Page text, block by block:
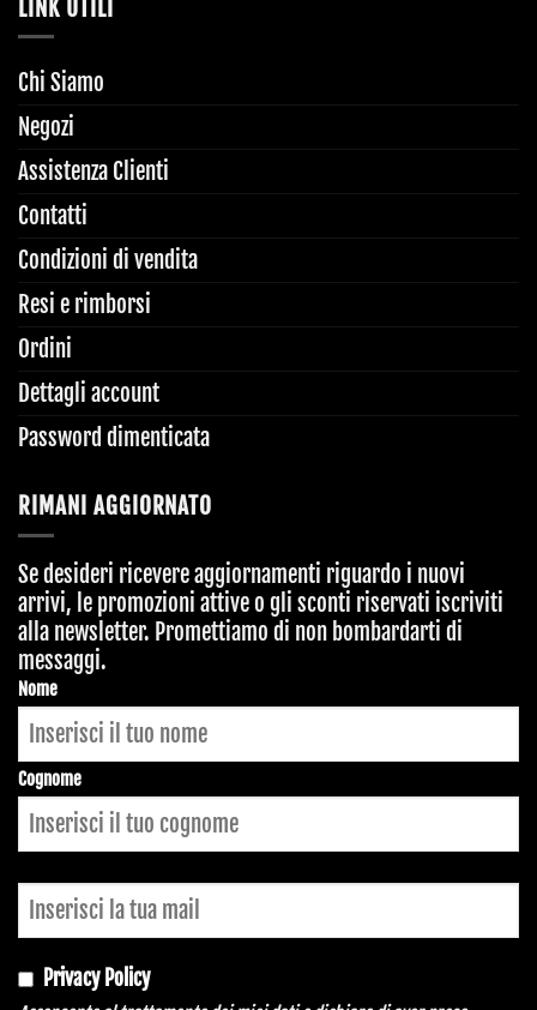
LINK UTILI
Chi Siamo
Negozi
Assistenza Clienti
Contatti
Condizioni di vendita
Resi e rimborsi
Ordini
Dettagli account
Password dimenticata
RIMANI AGGIORNATO
Se desideri ricevere aggiornamenti riguardo i nuovi
arrivi, le promozioni attive o gli sconti riservati iscriviti
alla newsletter. Promettiamo di non bombardarti di
messaggi.
Website
URL *
Nome
Cognome
Privacy Policy